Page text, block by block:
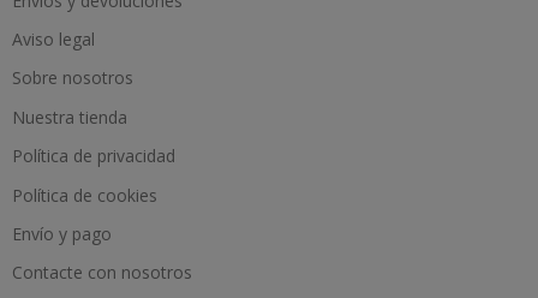
Aviso legal
Sobre nosotros
Nuestra tienda
Política de privacidad
Política de cookies
Envío y pago
Contacte con nosotros